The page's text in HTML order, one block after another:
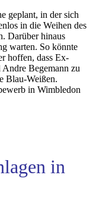
geplant, in der sich
in die Weihen des
Darüber hinaus
warten. So könnte
hoffen, dass Ex-
Begemann zu
Blau-Weißen.
in Wimbledon
in